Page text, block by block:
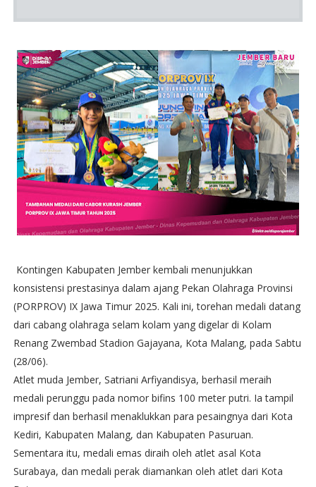
Kontingen Kabupaten Jember kembali menunjukkan
konsistensi prestasinya dalam ajang Pekan Olahraga Provinsi
(PORPROV) IX Jawa Timur 2025. Kali ini, torehan medali datang
dari cabang olahraga selam kolam yang digelar di Kolam
Renang Zwembad Stadion Gajayana, Kota Malang, pada Sabtu
(28/06).
Atlet muda Jember, Satriani Arfiyandisya, berhasil meraih
medali perunggu pada nomor bifins 100 meter putri. Ia tampil
impresif dan berhasil menaklukkan para pesaingnya dari Kota
Kediri, Kabupaten Malang, dan Kabupaten Pasuruan.
Sementara itu, medali emas diraih oleh atlet asal Kota
Surabaya, dan medali perak diamankan oleh atlet dari Kota